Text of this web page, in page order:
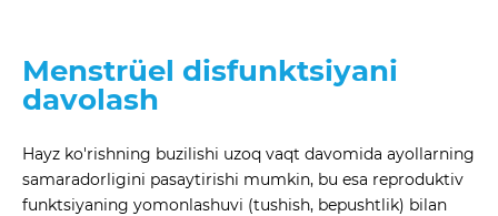
Menstrüel disfunktsiyani
davolash
Hayz ko'rishning buzilishi uzoq vaqt davomida ayollarning
samaradorligini pasaytirishi mumkin, bu esa reproduktiv
funktsiyaning yomonlashuvi (tushish, bepushtlik) bilan